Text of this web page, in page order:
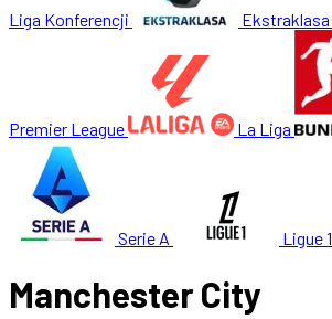
Liga Konferencji Ekstraklasa
Premier League La Liga
Serie A Ligue 1
Manchester City